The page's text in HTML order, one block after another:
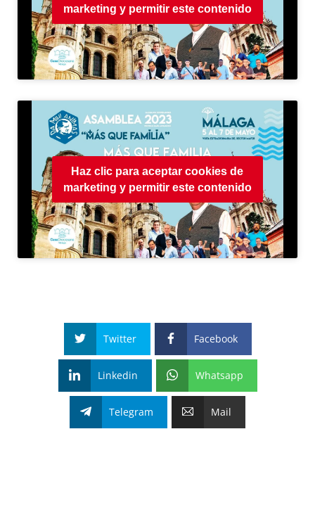
marketing y permitir este contenido
Haz clic para aceptar cookies de
marketing y permitir este contenido
Twitter Facebook
Linkedin Whatsapp
Telegram Mail